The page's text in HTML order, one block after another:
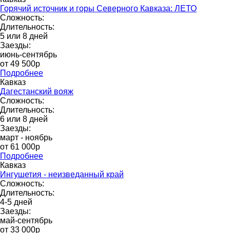
Горячий источник и горы Северного Кавказа: ЛЕТО
Сложность:
Длительность:
5 или 8 дней
Заезды:
июнь-сентябрь
от 49 500p
Подробнее
Кавказ
Дагестанский вояж
Сложность:
Длительность:
6 или 8 дней
Заезды:
март - ноябрь
от 61 000p
Подробнее
Кавказ
Ингушетия - неизведанный край
Сложность:
Длительность:
4-5 дней
Заезды:
май-сентябрь
от 33 000р